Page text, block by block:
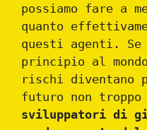
possiamo fare a
quanto
questi agenti. Se
principio al
rischi diventano
futuro non
sviluppatori di